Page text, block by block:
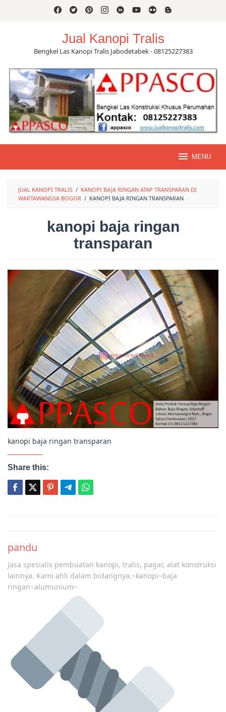
Jual Kanopi Tralis
Bengkel Las Kanopi Tralis Jabodetabek - 08125227383
MENU
JUAL KANOPI TRALIS / KANOPI BAJA RINGAN ATAP TRANSPARAN DI
WARTAWANGSA BOGOR / KANOPI BAJA RINGAN TRANSPARAN
kanopi baja ringan
transparan
kanopi baja ringan transparan
Share this:
navigation
pandu
Jasa spesialis pembuatan kanopi, tralis, pagar, alat konstruksi
lainnya. Kami ahli dalam bidangnya.~kanopi~baja
ringan~alumunium~